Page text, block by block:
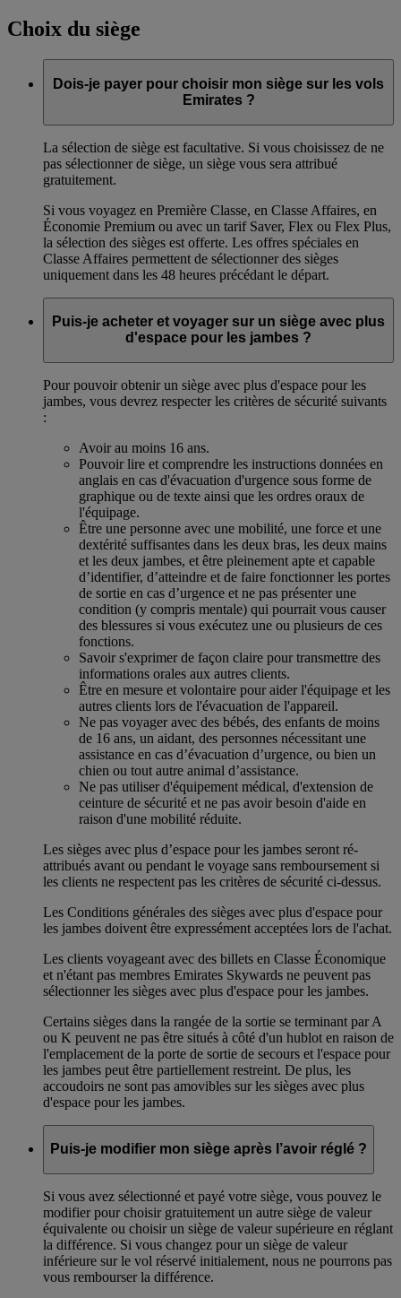
Choix du siège
Dois-je payer pour choisir mon siège sur les vols
Emirates ?
La sélection de siège est facultative. Si vous choisissez de ne
pas sélectionner de siège, un siège vous sera attribué
gratuitement.
Si vous voyagez en Première Classe, en Classe Affaires, en
Économie Premium ou avec un tarif Saver, Flex ou Flex Plus,
la sélection des sièges est offerte. Les offres spéciales en
Classe Affaires permettent de sélectionner des sièges
uniquement dans les 48 heures précédant le départ.
Puis-je acheter et voyager sur un siège avec plus
d'espace pour les jambes ?
Pour pouvoir obtenir un siège avec plus d'espace pour les
jambes, vous devrez respecter les critères de sécurité suivants
:
Avoir au moins 16 ans.
Pouvoir lire et comprendre les instructions données en
anglais en cas d'évacuation d'urgence sous forme de
graphique ou de texte ainsi que les ordres oraux de
l'équipage.
Être une personne avec une mobilité, une force et une
dextérité suffisantes dans les deux bras, les deux mains
et les deux jambes, et être pleinement apte et capable
d’identifier, d’atteindre et de faire fonctionner les portes
de sortie en cas d’urgence et ne pas présenter une
condition (y compris mentale) qui pourrait vous causer
des blessures si vous exécutez une ou plusieurs de ces
fonctions.
Savoir s'exprimer de façon claire pour transmettre des
informations orales aux autres clients.
Être en mesure et volontaire pour aider l'équipage et les
autres clients lors de l'évacuation de l'appareil.
Ne pas voyager avec des bébés, des enfants de moins
de 16 ans, un aidant, des personnes nécessitant une
assistance en cas d’évacuation d’urgence, ou bien un
chien ou tout autre animal d’assistance.
Ne pas utiliser d'équipement médical, d'extension de
ceinture de sécurité et ne pas avoir besoin d'aide en
raison d'une mobilité réduite.
Les sièges avec plus d’espace pour les jambes seront ré-
attribués avant ou pendant le voyage sans remboursement si
les clients ne respectent pas les critères de sécurité ci-dessus.
Les Conditions générales des sièges avec plus d'espace pour
les jambes doivent être expressément acceptées lors de l'achat.
Les clients voyageant avec des billets en Classe Économique
et n'étant pas membres Emirates Skywards ne peuvent pas
sélectionner les sièges avec plus d'espace pour les jambes.
Certains sièges dans la rangée de la sortie se terminant par A
ou K peuvent ne pas être situés à côté d'un hublot en raison de
l'emplacement de la porte de sortie de secours et l'espace pour
les jambes peut être partiellement restreint. De plus, les
accoudoirs ne sont pas amovibles sur les sièges avec plus
d'espace pour les jambes.
Puis-je modifier mon siège après l’avoir réglé ?
Si vous avez sélectionné et payé votre siège, vous pouvez le
modifier pour choisir gratuitement un autre siège de valeur
équivalente ou choisir un siège de valeur supérieure en réglant
la différence. Si vous changez pour un siège de valeur
inférieure sur le vol réservé initialement, nous ne pourrons pas
vous rembourser la différence.